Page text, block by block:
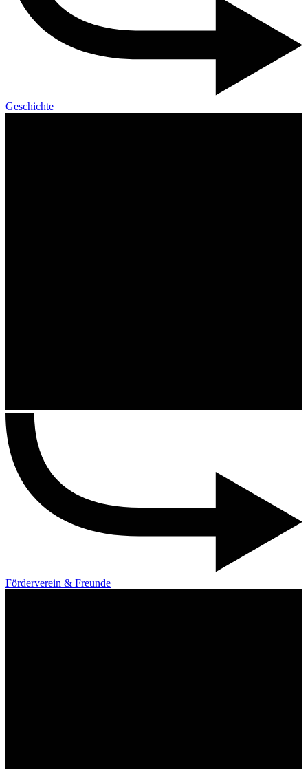
Geschichte
Förderverein & Freunde